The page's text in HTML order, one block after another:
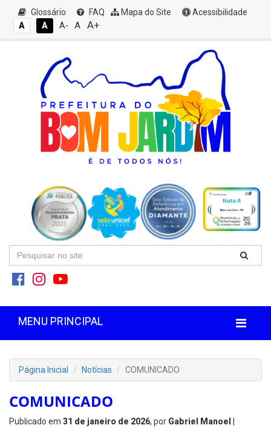
Glossário FAQ Mapa do Site
Acessibilidade
A
A A- A A+
MENU PRINCIPAL
Página Inicial Notícias COMUNICADO
COMUNICADO
Publicado em 31 de janeiro de 2026, por Gabriel Manoel